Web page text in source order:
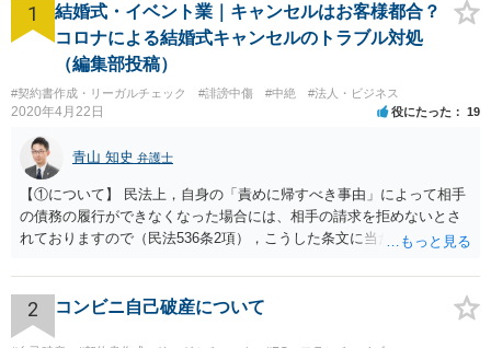
1
結婚式・イベント業｜キャンセルはお客様都合？
コロナによる結婚式キャンセルのトラブル対処
（編集部投稿）
#契約書作成・リーガルチェック #誹謗中傷 #中絶 #法人・ビジネス
2020年4月22日 役にたった 19
青山 知史 弁護士
【①について】 民法上，自身の「責めに帰すべき事由」によって相手
の債務の履行ができなくなった場合には、相手の請求を拒めないとさ
れておりますので（民法536条2項），こうした条文に当たるかが問題
現在の各宣言や要請は，強制力のあるものではなく，震災等で対象施
設が滅失してしまった場合と異なり，挙式等自体が物理的に不可能に
なったとまではいえないかと思われます。こうした中で，顧客の判断
2 コンビニ自己破産について